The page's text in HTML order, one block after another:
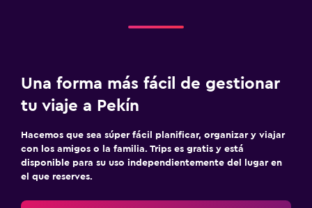
Una forma más fácil de gestionar
tu viaje a Pekín
Hacemos que sea súper fácil planificar, organizar y viajar
con los amigos o la familia. Trips es gratis y está
disponible para su uso independientemente del lugar en
el que reserves.